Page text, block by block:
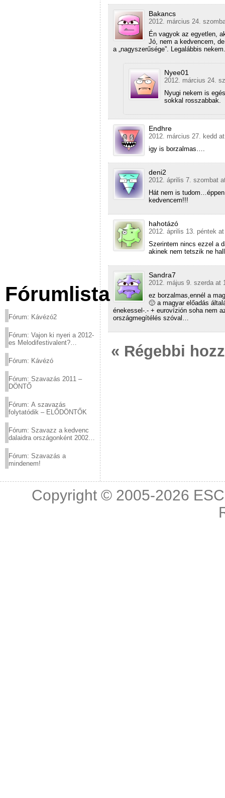
Fórumlista
Fórum: Kávézó2
Fórum: Vajon ki nyeri a 2012-
es Melodifestivalent?
Fórum: Kávézó
Fórum: Szavazás 2011 –
DÖNTŐ
Fórum: A szavazás
folytatódik – ELŐDÖNTŐK
Fórum: Szavazz a kedvenc
dalaidra országonként 2002
Fórum: Szavazás a
mindenem!
Bakancs
2012. március 24.
Én vagyok az egyetlen,
Jó, nem a kedvencem,
a „nagyszerűsége”. Legalábbis nekem.
Nyee01
2012. március 24.
Nyugi nekem is
sokkal rosszabbak.
Endhre
2012. március 27. kedd
igy is borzalmas….
deni2
2012. április 7. szombat
Hát nem is
kedvencem!!!
hahotázó
2012. április 13. péntek
Szerintem nincs ezzel a
akinek nem tetszik ne
Sandra7
2012. május 9. szerda at
ez borzalmas,ennél a
🙂 a magyar előadás
énekessel-.- + eurovízión soha nem
országmegítélés szóval…
« Régebbi
Copyright © 2005-2026